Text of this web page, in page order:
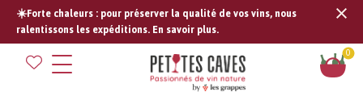
☀️Forte chaleurs : pour préserver la qualité de vos vins, nous
ralentissons les expéditions. En savoir plus.
0